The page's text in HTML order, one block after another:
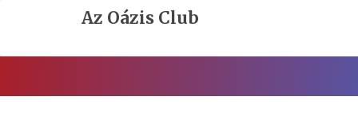
Az Oázis Club